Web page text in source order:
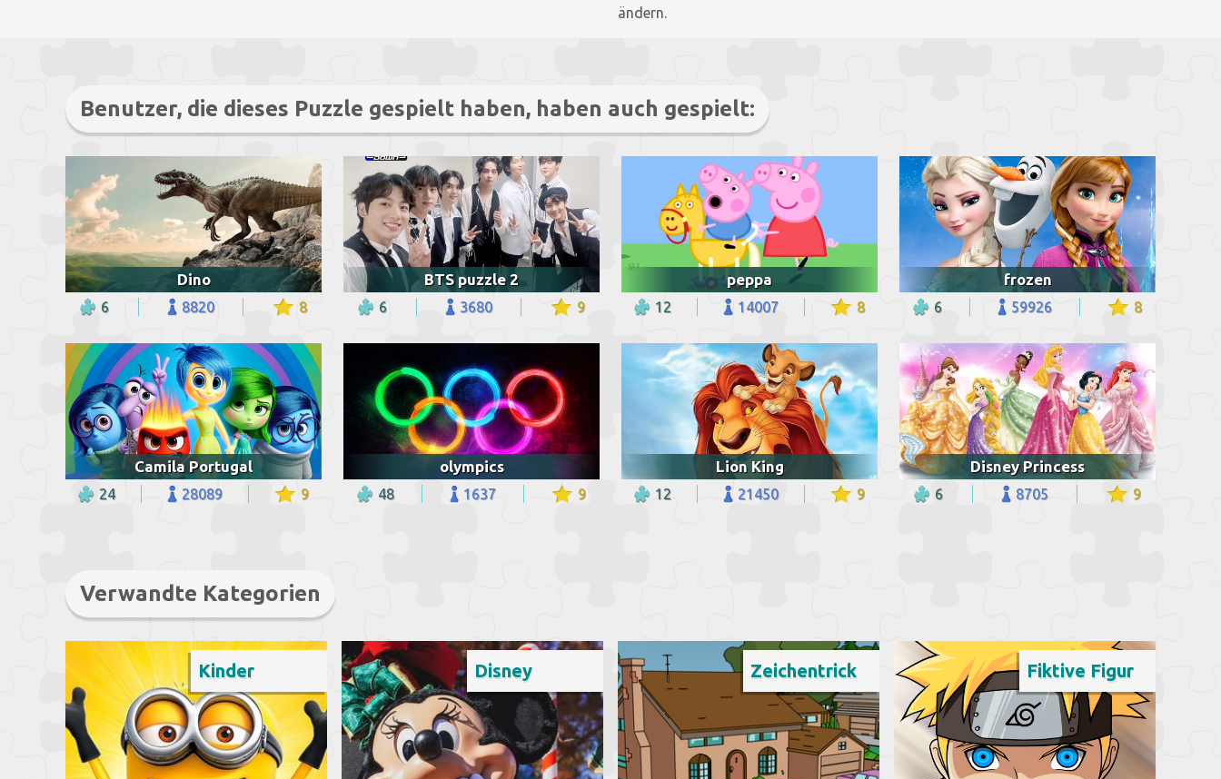
ändern.
Benutzer, die dieses Puzzle gespielt haben, haben auch gespielt:
Dino
6 8820 8
BTS puzzle 2
6 3680 9
peppa
12 14007 8
frozen
6 59926 8
Camila Portugal
24 28089 9
olympics
48 1637 9
Lion King
12 21450 9
Disney Princess
6 8705 9
Verwandte Kategorien
Kinder Disney Zeichentrick Fiktive Figur